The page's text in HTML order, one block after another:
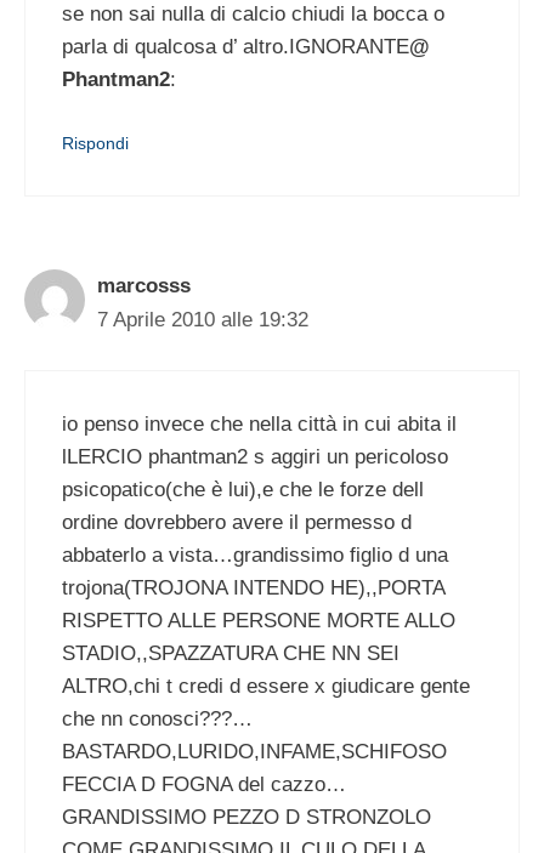
se non sai nulla di calcio chiudi la bocca o
parla di qualcosa d’ altro.IGNORANTE@
Phantman2:
Rispondi
marcosss
7 Aprile 2010 alle 19:32
io penso invece che nella città in cui abita il
lLERCIO phantman2 s aggiri un pericoloso
psicopatico(che è lui),e che le forze dell
ordine dovrebbero avere il permesso d
abbaterlo a vista…grandissimo figlio d una
trojona(TROJONA INTENDO HE),,PORTA
RISPETTO ALLE PERSONE MORTE ALLO
STADIO,,SPAZZATURA CHE NN SEI
ALTRO,chi t credi d essere x giudicare gente
che nn conosci???…
BASTARDO,LURIDO,INFAME,SCHIFOSO
FECCIA D FOGNA del cazzo…
GRANDISSIMO PEZZO D STRONZOLO